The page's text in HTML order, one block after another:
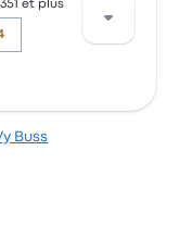
et la
FlixBus pour ce
et plus
a reçu la note
Buss